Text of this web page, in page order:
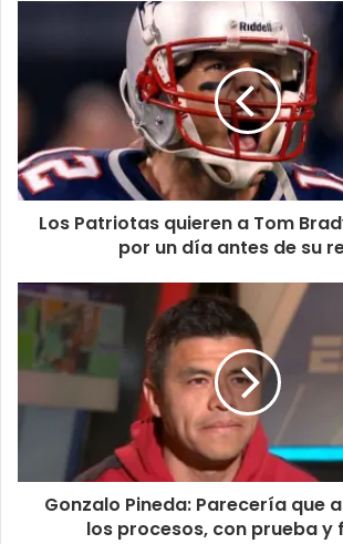
Los Patriotas quieren a Tom
por un día antes de su
Gonzalo Pineda: Parecería que
los procesos, con prueba y